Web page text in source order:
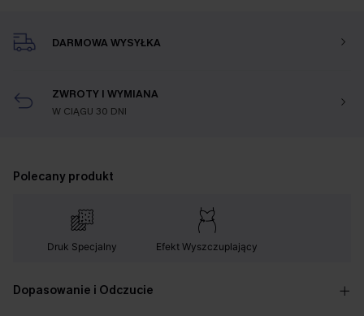
DARMOWA WYSYŁKA
ZWROTY I WYMIANA
W CIĄGU 30 DNI
Polecany produkt
Druk Specjalny Efekt Wyszczuplający
Dopasowanie i Odczucie